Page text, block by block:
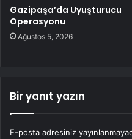
Gazipaşa’da Uyuşturucu
Operasyonu
Ağustos 5, 2026
Bir yanıt yazın
E-posta adresiniz